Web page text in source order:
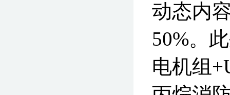
动态内
50%。
电机组